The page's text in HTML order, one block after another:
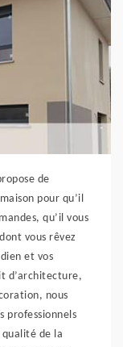
de
pour qu’il
qu’il vous
vous rêvez
et vos
d’architecture,
nous
professionnels
de la